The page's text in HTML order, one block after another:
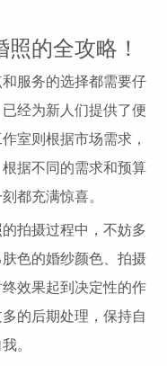
的全攻略！
服务的选择都需要仔
经为新人们提供了便
室则根据市场需求，
据不同的需求和预算
都充满惊喜。
拍摄过程中，不妨多
色的婚纱颜色、拍摄
效果起到决定性的作
的后期处理，保持自
。